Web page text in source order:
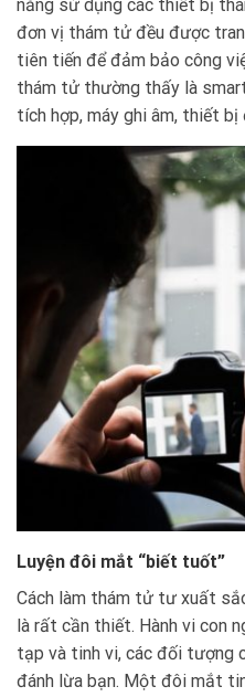
năng sử dụng các thiết bị
đơn vị thám tử đều được
tiên tiến để đảm bảo công
thám tử thường thấy là
tích hợp, máy ghi âm, thiết
Luyện đôi mắt “biết tuốt”
Cách làm thám tử tư xuất
là rất cần thiết. Hành vi con
tạp và tinh vi, các đối tượng
đánh lừa bạn. Một đôi mắt